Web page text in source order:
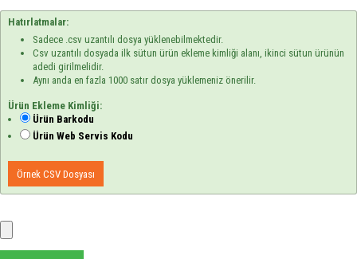
Hatırlatmalar:
Sadece .csv uzantılı dosya yüklenebilmektedir.
Csv uzantılı dosyada ilk sütun ürün ekleme kimliği alanı, ikinci sütun ürünün
adedi girilmelidir.
Aynı anda en fazla 1000 satır dosya yüklemeniz önerilir.
Ürün Ekleme Kimliği:
Ürün Barkodu
Ürün Web Servis Kodu
Örnek CSV Dosyası